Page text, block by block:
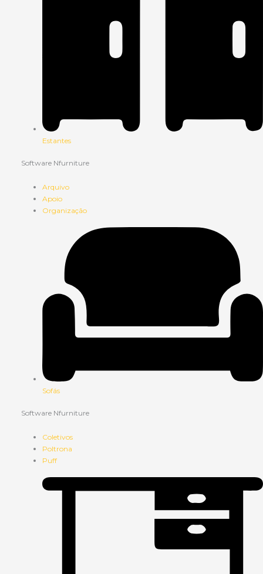
Estantes
Software Nfurniture
Arquivo
Apoio
Organização
Sofás
Software Nfurniture
Coletivos
Poltrona
Puff